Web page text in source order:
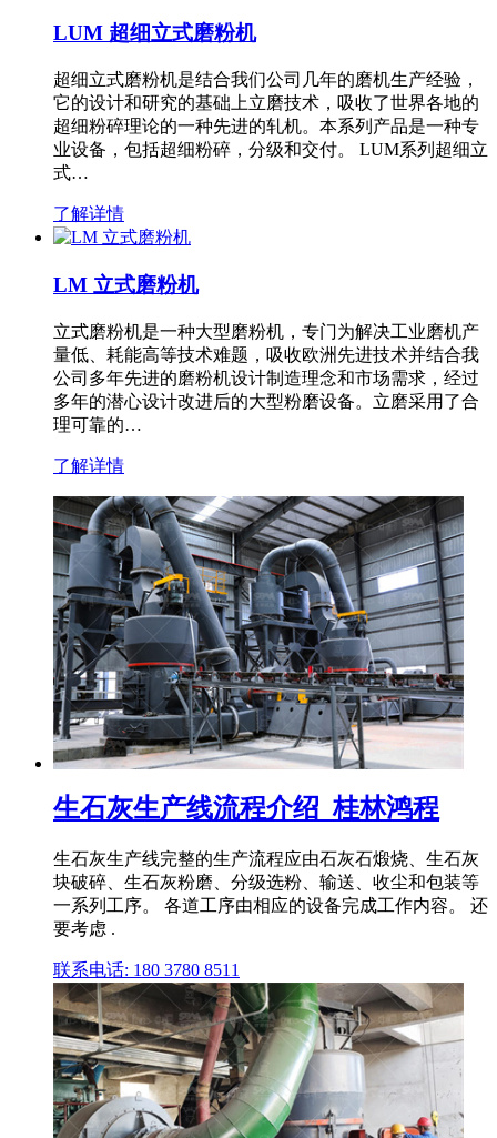
LUM 超细立式磨粉机
超细立式磨粉机是结合我们公司几年的磨机生产经验，
它的设计和研究的基础上立磨技术，吸收了世界各地的
超细粉碎理论的一种先进的轧机。本系列产品是一种专
业设备，包括超细粉碎，分级和交付。 LUM系列超细立
式…
了解详情
LM 立式磨粉机
立式磨粉机是一种大型磨粉机，专门为解决工业磨机产
量低、耗能高等技术难题，吸收欧洲先进技术并结合我
公司多年先进的磨粉机设计制造理念和市场需求，经过
多年的潜心设计改进后的大型粉磨设备。立磨采用了合
理可靠的…
了解详情
生石灰生产线流程介绍_桂林鸿程
生石灰生产线完整的生产流程应由石灰石煅烧、生石灰
块破碎、生石灰粉磨、分级选粉、输送、收尘和包装等
一系列工序。 各道工序由相应的设备完成工作内容。 还
要考虑 .
联系电话: 180 3780 8511